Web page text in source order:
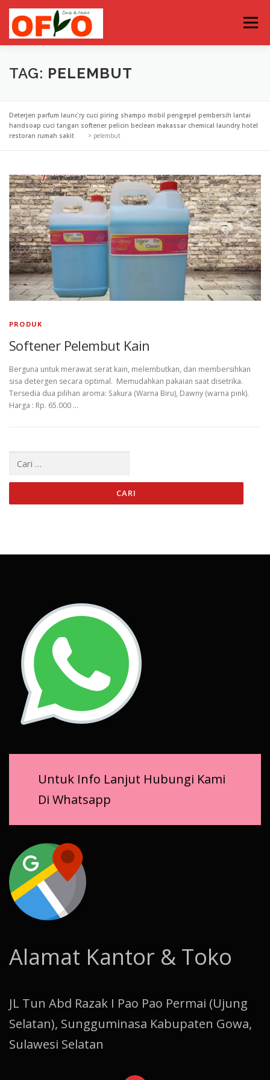
konten
Menu
TAG: PELEMBUT
Deterjen parfum laundry cuci piring shampo mobil pengepel pembersih lantai
handsoap cuci tangan softener pelicin beclean makassar chemical laundry hotel
restoran rumah sakit
> pelembut
PRODUK
Softener Pelembut Kain
Berguna untuk merawat serat kain, melembutkan, dan membersihkan
sisa detergen secara optimal. Memudahkan pakaian saat disetrika.
Tersedia dua pilihan aroma: Sakura (Warna Biru), Dawny (warna pink).
Harga : Rp. 65.000 …
untuk:
Untuk Info Lanjut Hubungi Kami
Di Whatsapp
Alamat Kantor & Toko
JL Tun Abd Razak I Pao Pao Permai (Ujung
Selatan), Sungguminasa Kabupaten Gowa,
Sulawesi Selatan